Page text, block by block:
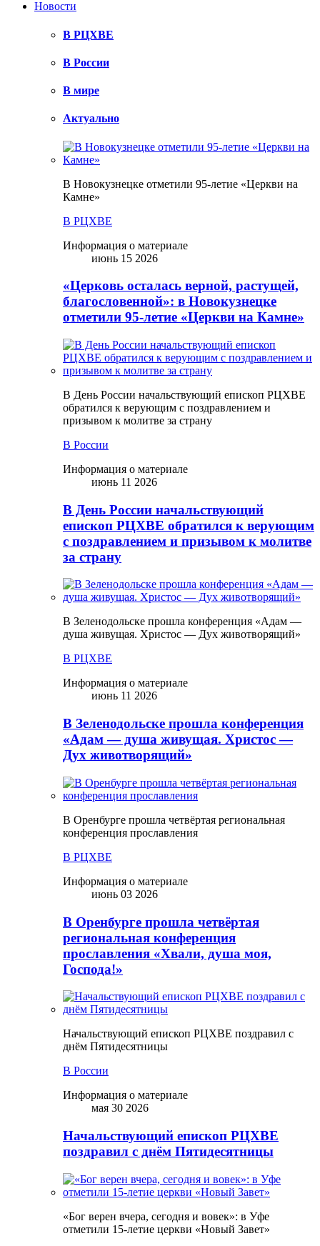
Новости
В РЦХВЕ
В России
В мире
Актуально
В Новокузнецке отметили 95-летие «Церкви на
Камне»
В РЦХВЕ
Информация о материале
июнь 15 2026
«Церковь осталась верной, растущей,
благословенной»: в Новокузнецке
отметили 95-летие «Церкви на Камне»
В День России начальствующий епископ РЦХВЕ
обратился к верующим с поздравлением и
призывом к молитве за страну
В России
Информация о материале
июнь 11 2026
В День России начальствующий
епископ РЦХВЕ обратился к верующим
с поздравлением и призывом к молитве
за страну
В Зеленодольске прошла конференция «Адам —
душа живущая. Христос — Дух животворящий»
В РЦХВЕ
Информация о материале
июнь 11 2026
В Зеленодольске прошла конференция
«Адам — душа живущая. Христос —
Дух животворящий»
В Оренбурге прошла четвёртая региональная
конференция прославления
В РЦХВЕ
Информация о материале
июнь 03 2026
В Оренбурге прошла четвёртая
региональная конференция
прославления «Хвали, душа моя,
Господа!»
Начальствующий епископ РЦХВЕ поздравил с
днём Пятидесятницы
В России
Информация о материале
мая 30 2026
Начальствующий епископ РЦХВЕ
поздравил с днём Пятидесятницы
«Бог верен вчера, сегодня и вовек»: в Уфе
отметили 15-летие церкви «Новый Завет»